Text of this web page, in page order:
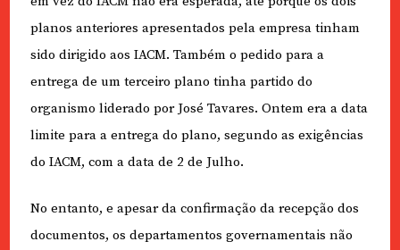
planos anteriores apresentados pela empresa tinham
sido dirigido aos IACM. Também o pedido para a
entrega de um terceiro plano tinha partido do
organismo liderado por José Tavares. Ontem era a data
limite para a entrega do plano, segundo as exigências
do IACM, com a data de 2 de Julho.
No entanto, e apesar da confirmação da recepção dos
documentos, os departamentos governamentais não